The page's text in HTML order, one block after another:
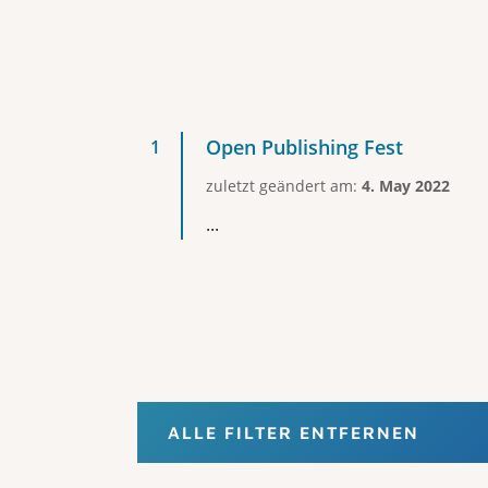
Open Publishing Fest
zuletzt geändert am: 4. May 2022
...
ALLE FILTER ENTFERNEN